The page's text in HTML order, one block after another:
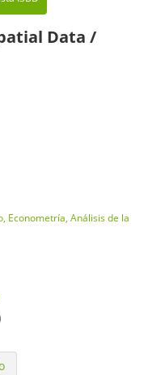
Data /
Econometría, Análisis de la